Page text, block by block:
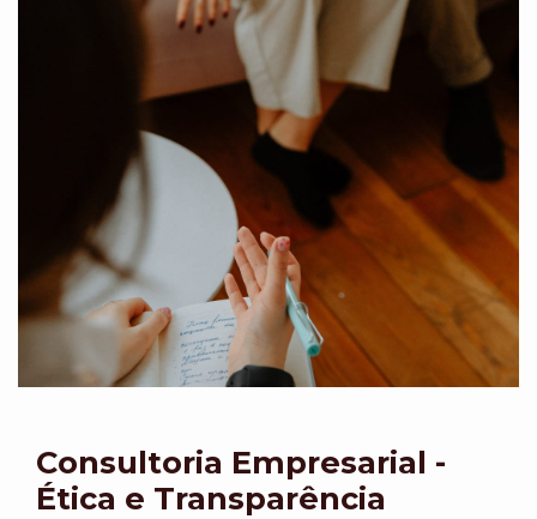
Consultoria Empresarial -
Ética e Transparência